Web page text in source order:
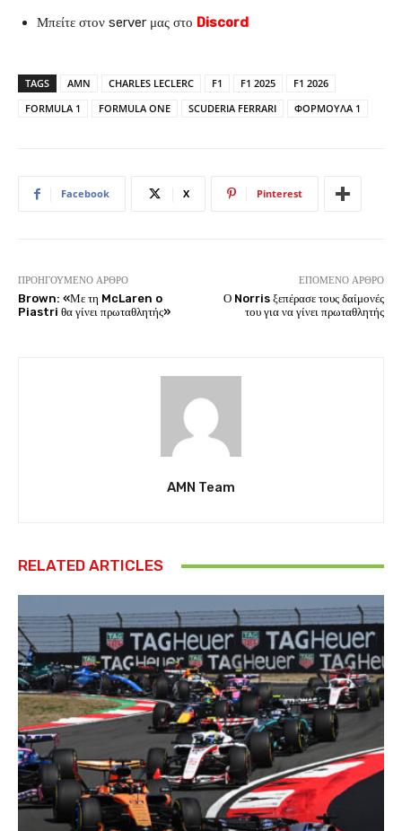
Μπείτε στον server μας στο Discord
TAGS AMN CHARLES LECLERC F1 F1 2025
F1 2026
FORMULA 1
FORMULA ONE SCUDERIA FERRARI ΦΟΡΜΟΥΛΑ 1
Facebook X Pinterest
ΠΡΟΗΓΟΎΜΕΝΟ ΆΡΘΡΟ
Brown: «Με τη McLaren o
Piastri θα γίνει πρωταθλητής»
ΕΠΌΜΕΝΟ ΆΡΘΡΟ
Ο Norris ξεπέρασε τους δαίμονές
του για να γίνει πρωταθλητής
AMN Team
RELATED ARTICLES